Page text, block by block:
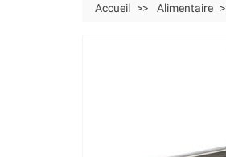
Accueil Alimentaire